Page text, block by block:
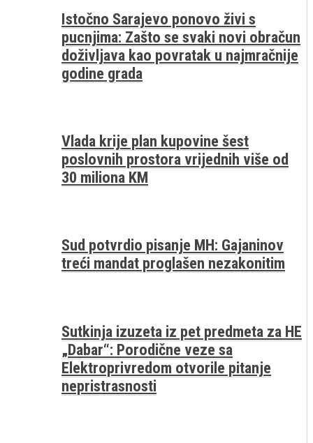
Istočno Sarajevo ponovo živi s
pucnjima: Zašto se svaki novi obračun
doživljava kao povratak u najmračnije
godine grada
Vlada krije plan kupovine šest
poslovnih prostora vrijednih više od
30 miliona KM
Sud potvrdio pisanje MH: Gajaninov
treći mandat proglašen nezakonitim
Sutkinja izuzeta iz pet predmeta za HE
„Dabar“: Porodične veze sa
Elektroprivredom otvorile pitanje
nepristrasnosti